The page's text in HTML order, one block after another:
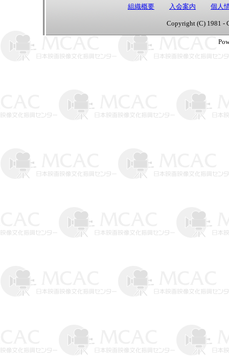
組織概要 入会案内 個人
Copyright (C) 1981 -